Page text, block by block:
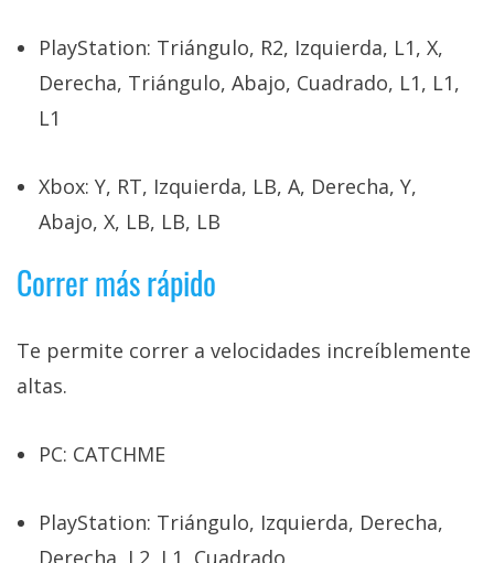
PlayStation: Triángulo, R2, Izquierda, L1, X,
Derecha, Triángulo, Abajo, Cuadrado, L1, L1,
L1
Xbox: Y, RT, Izquierda, LB, A, Derecha, Y,
Abajo, X, LB, LB, LB
Correr más rápido
Te permite correr a velocidades increíblemente
altas.
PC: CATCHME
PlayStation: Triángulo, Izquierda, Derecha,